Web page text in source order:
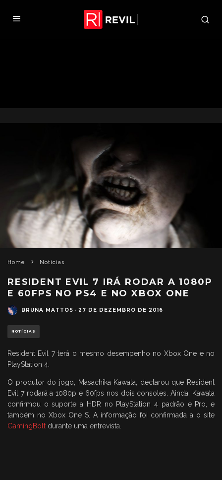
Home Notícias
RESIDENT EVIL 7 IRÁ RODAR A 1080P
E 60FPS NO PS4 E NO XBOX ONE
BRUNA MATTOS · 27 DE DEZEMBRO DE 2016
NOTÍCIAS
Resident Evil 7 terá o mesmo desempenho no Xbox One e no
PlayStation 4.
O produtor do jogo, Masachika Kawata, declarou que Resident
Evil 7 rodará a 1080p e 60fps nos dois consoles. Ainda, Kawata
confirmou o suporte a HDR no PlayStation 4 padrão e Pro, e
também no Xbox One S. A informação foi confirmada a o site
GamingBolt durante uma entrevista.